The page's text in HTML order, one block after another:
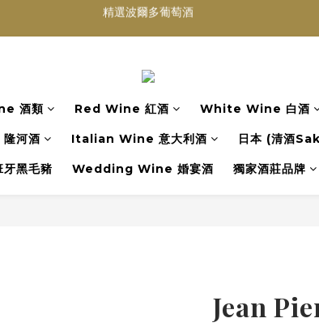
買滿任何酒類 六支 或買滿 $1200 (不限支數) 皆可享免費送貨
Wedding Wine 婚宴酒試酒服務
酒類 Red Wine 紅酒 White Wine 白酒
河酒 Italian Wine 意大利酒 日本 (清酒
牙黑毛豬 Wedding Wine 婚宴酒 獨家酒莊品牌
Jean